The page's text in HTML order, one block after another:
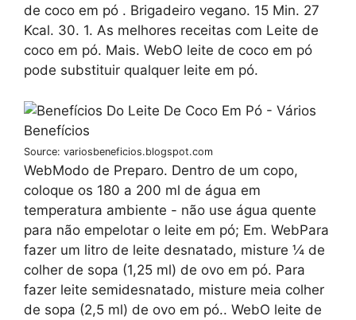
de coco em pó . Brigadeiro vegano. 15 Min. 27
Kcal. 30. 1. As melhores receitas com Leite de
coco em pó. Mais. WebO leite de coco em pó
pode substituir qualquer leite em pó.
Source: variosbeneficios.blogspot.com
WebModo de Preparo. Dentro de um copo,
coloque os 180 a 200 ml de água em
temperatura ambiente - não use água quente
para não empelotar o leite em pó; Em. WebPara
fazer um litro de leite desnatado, misture ¼ de
colher de sopa (1,25 ml) de ovo em pó. Para
fazer leite semidesnatado, misture meia colher
de sopa (2,5 ml) de ovo em pó.. WebO leite de